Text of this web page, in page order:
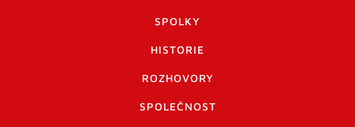
SPOLKY
HISTORIE
ROZHOVORY
SPOLEČNOST